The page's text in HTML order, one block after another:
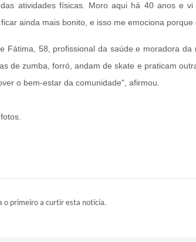
atividades físicas. Moro aqui há 40 anos e
ainda mais bonito, e isso me emociona porque
Fátima, 58, profissional da saúde e moradora
de zumba, forró, andam de skate e praticam
o bem-estar da comunidade", afirmou.
o primeiro a curtir esta notícia.